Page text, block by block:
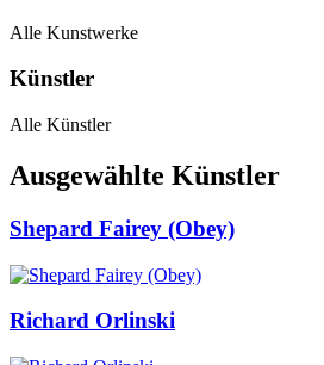
Alle Kunstwerke
Künstler
Alle Künstler
Ausgewählte Künstler
Shepard Fairey (Obey)
Richard Orlinski